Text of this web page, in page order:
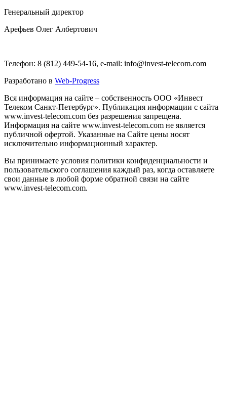
Генеральный директор
Арефьев Олег Албертович
Телефон: 8 (812) 449-54-16, e-mail: info@invest-telecom.com
Разработано в Web-Progress
Вся информация на сайте – собственность ООО «Инвест
Телеком Санкт-Петербург». Публикация информации с сайта
www.invest-telecom.com без разрешения запрещена.
Информация на сайте www.invest-telecom.com не является
публичной офертой. Указанные на Сайте цены носят
исключительно информационный характер.
Вы принимаете условия политики конфиденциальности и
пользовательского соглашения каждый раз, когда оставляете
свои данные в любой форме обратной связи на сайте
www.invest-telecom.com.